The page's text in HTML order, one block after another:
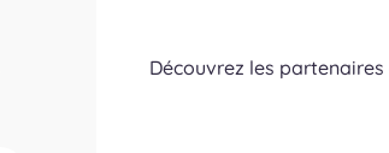
Découvrez les